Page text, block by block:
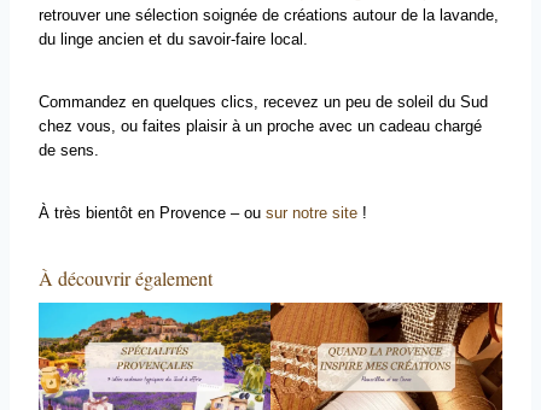
retrouver une sélection soignée de créations autour de la lavande,
du linge ancien et du savoir-faire local.
Commandez en quelques clics, recevez un peu de soleil du Sud
chez vous, ou faites plaisir à un proche avec un cadeau chargé
de sens.
À très bientôt en Provence – ou sur notre site !
À découvrir également